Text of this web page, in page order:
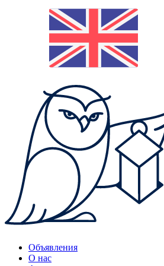
Объявления
О нас